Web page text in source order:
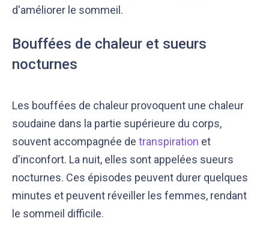
d'améliorer le sommeil.
Bouffées de chaleur et sueurs
nocturnes
Les bouffées de chaleur provoquent une chaleur
soudaine dans la partie supérieure du corps,
souvent accompagnée de transpiration et
d'inconfort. La nuit, elles sont appelées sueurs
nocturnes. Ces épisodes peuvent durer quelques
minutes et peuvent réveiller les femmes, rendant
le sommeil difficile.